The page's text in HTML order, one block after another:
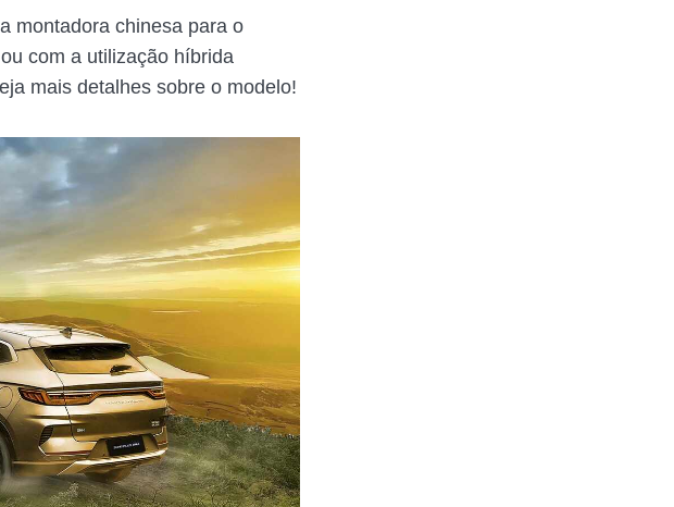
montadora chinesa para o
com a utilização híbrida
mais detalhes sobre o modelo!